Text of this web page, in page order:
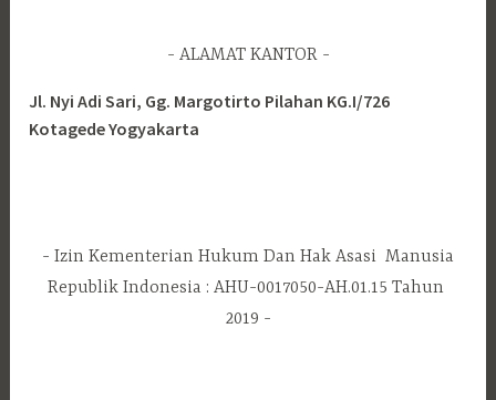
ALAMAT KANTOR
Jl. Nyi Adi Sari, Gg. Margotirto Pilahan KG.I/726
Kotagede Yogyakarta
Izin Kementerian Hukum Dan Hak Asasi Manusia
Republik Indonesia : AHU-0017050-AH.01.15 Tahun
2019